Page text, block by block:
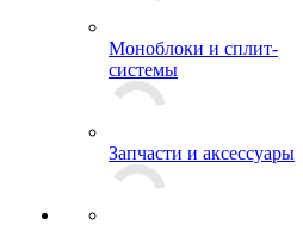
Моноблоки и сплит-
системы
Запчасти и аксессуары